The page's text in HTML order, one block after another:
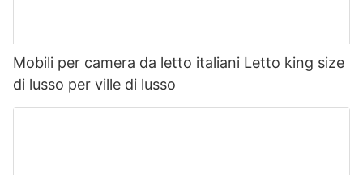
Mobili per camera da letto italiani Letto king size
di lusso per ville di lusso